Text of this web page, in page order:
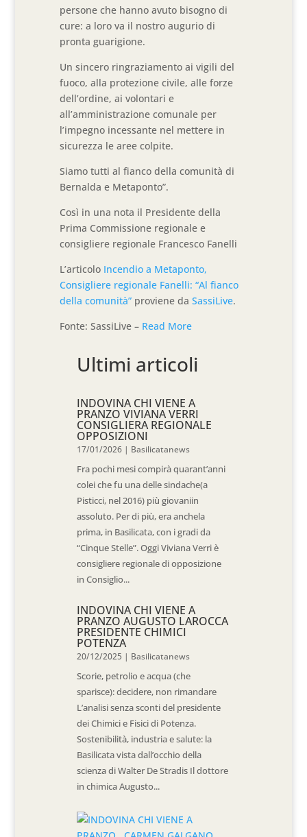
persone che hanno avuto bisogno di
cure: a loro va il nostro augurio di
pronta guarigione.
Un sincero ringraziamento ai vigili del
fuoco, alla protezione civile, alle forze
dell’ordine, ai volontari e
all’amministrazione comunale per
l’impegno incessante nel mettere in
sicurezza le aree colpite.
Siamo tutti al fianco della comunità di
Bernalda e Metaponto”.
Così in una nota il Presidente della
Prima Commissione regionale e
consigliere regionale Francesco Fanelli
L’articolo Incendio a Metaponto,
Consigliere regionale Fanelli: “Al fianco
della comunità” proviene daSassiLive.
Fonte: SassiLive – Read More
Ultimi articoli
INDOVINA CHI VIENE A
PRANZO VIVIANA VERRI
CONSIGLIERA REGIONALE
OPPOSIZIONI
17/01/2026 | Basilicatanews
Fra pochi mesi compirà quarant’anni
colei che fu una delle sindache(a
Pisticci, nel 2016) più giovaniin
assoluto. Per di più, era anchela
prima, in Basilicata, con i gradi da
“Cinque Stelle”. Oggi Viviana Verri è
consigliere regionale di opposizione
in Consiglio...
INDOVINA CHI VIENE A
PRANZO AUGUSTO LAROCCA
PRESIDENTE CHIMICI
POTENZA
20/12/2025 | Basilicatanews
Scorie, petrolio e acqua (che
sparisce): decidere, non rimandare
L’analisi senza sconti del presidente
dei Chimici e Fisici di Potenza.
Sostenibilità, industria e salute: la
Basilicata vista dall’occhio della
scienza di Walter De Stradis Il dottore
in chimica Augusto...